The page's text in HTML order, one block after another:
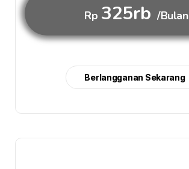
Rp 325rb /Bulan
Berlangganan Sekarang